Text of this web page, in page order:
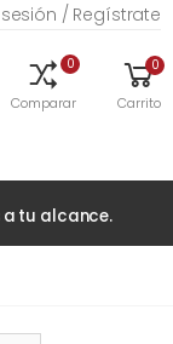
/ Regístrate
0
Comparar
0
Carrito
a tu alcance.